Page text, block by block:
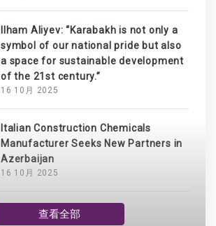
Ilham Aliyev: “Karabakh is not only a
symbol of our national pride but also
a space for sustainable development
of the 21st century.”
16 10月 2025
Italian Construction Chemicals
Manufacturer Seeks New Partners in
Azerbaijan
16 10月 2025
查看全部